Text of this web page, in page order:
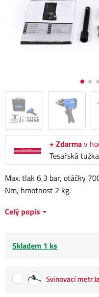
+ Zdarmav
Tesařská
Max. tlak 6,3 bar, otáčky
Nm, hmotnost 2 kg.
Celý popis
Skladem 1 ks
Svinovací metr